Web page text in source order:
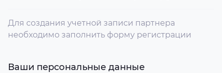
Для создания учетной записи партнера
необходимо заполнить форму регистрации
Ваши персональные данные